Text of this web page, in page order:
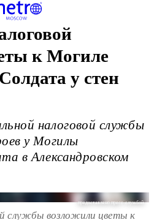
к Могиле
у стен
налоговой службы
у Могилы
в Александровском
предоставлено пресс-службой
службы возложили цветы к